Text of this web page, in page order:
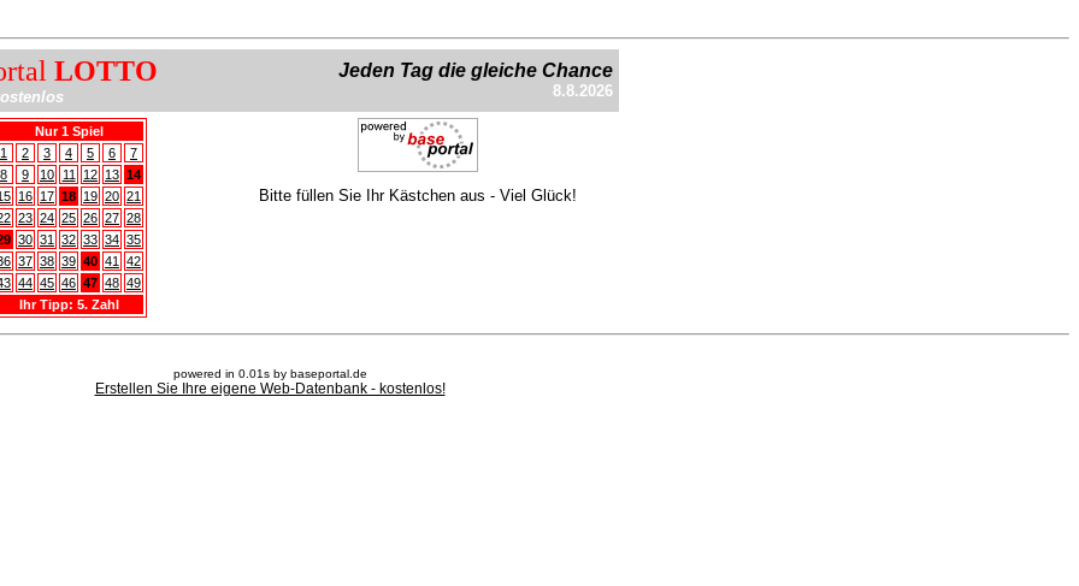
LOTTO Jeden Tag die gleiche Chance
8.8.2026
Nur 1 Spiel
1
2 3 4 5 6
7
8
9 10 11 12 13 14
16 17 18 19 20 21
23 24 25 26 27 28
30 31 32 33 34 35
37 38 39 40 41
42
44 45 46 47 48 49
Ihr Tipp: 5. Zahl
Bitte füllen Sie Ihr Kästchen aus - Viel Glück!
powered in 0.01s by baseportal.de
Erstellen Sie Ihre eigene Web-Datenbank - kostenlos!